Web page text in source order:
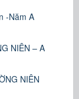
-Năm A
NIÊN – A
NIÊN